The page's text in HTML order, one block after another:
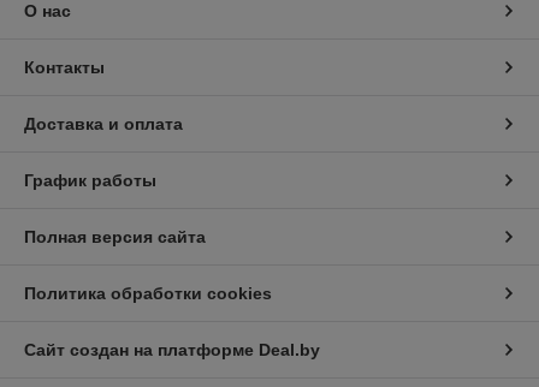
О нас
Контакты
Доставка и оплата
График работы
Полная версия сайта
Политика обработки cookies
Сайт создан на платформе Deal.by